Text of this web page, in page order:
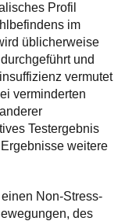
Profil
im
üblicherweise
und
vermutet
verminderten
Testergebnis
weitere
Non-Stress-
des